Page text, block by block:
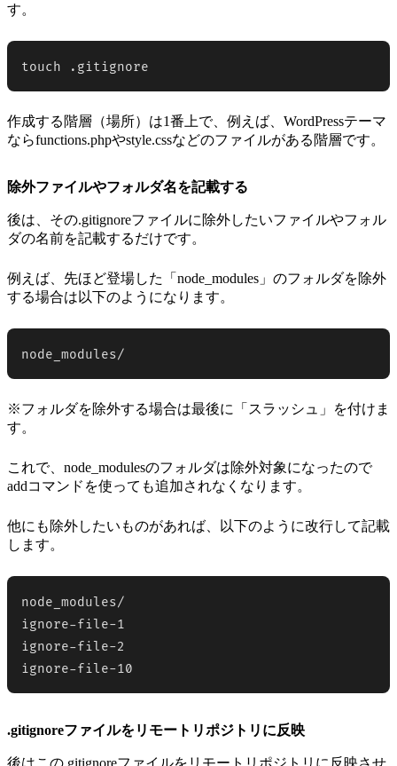
す。
touch .gitignore
作成する階層（場所）は1番上で、例えば、WordPressテーマ
ならfunctions.phpやstyle.cssなどのファイルがある階層です。
除外ファイルやフォルダ名を記載する
後は、その.gitignoreファイルに除外したいファイルやフォル
ダの名前を記載するだけです。
例えば、先ほど登場した「node_modules」のフォルダを除外
する場合は以下のようになります。
node_modules/
※フォルダを除外する場合は最後に「スラッシュ」を付けま
す。
これで、node_modulesのフォルダは除外対象になったので
addコマンドを使っても追加されなくなります。
他にも除外したいものがあれば、以下のように改行して記載
します。
node_modules/
ignore-file-1
ignore-file-2
ignore-file-10
.gitignoreファイルをリモートリポジトリに反映